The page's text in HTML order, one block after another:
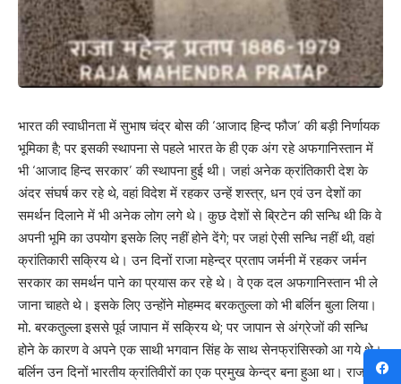
भारत की स्वाधीनता में सुभाष चंद्र बोस की ‘आजाद हिन्द फौज’ की बड़ी निर्णायक
भूमिका है; पर इसकी स्थापना से पहले भारत के ही एक अंग रहे अफगानिस्तान में
भी ‘आजाद हिन्द सरकार’ की स्थापना हुई थी। जहां अनेक क्रांतिकारी देश के
अंदर संघर्ष कर रहे थे, वहां विदेश में रहकर उन्हें शस्त्र, धन एवं उन देशों का
समर्थन दिलाने में भी अनेक लोग लगे थे। कुछ देशों से ब्रिटेन की सन्धि थी कि वे
अपनी भूमि का उपयोग इसके लिए नहीं होने देंगे; पर जहां ऐसी सन्धि नहीं थी, वहां
क्रांतिकारी सक्रिय थे। उन दिनों राजा महेन्द्र प्रताप जर्मनी में रहकर जर्मन
सरकार का समर्थन पाने का प्रयास कर रहे थे। वे एक दल अफगानिस्तान भी ले
जाना चाहते थे। इसके लिए उन्होंने मोहम्मद बरकतुल्ला को भी बर्लिन बुला लिया।
मो. बरकतुल्ला इससे पूर्व जापान में सक्रिय थे; पर जापान से अंग्रेजों की सन्धि
होने के कारण वे अपने एक साथी भगवान सिंह के साथ सेनफ्रांसिस्को आ गये थे।
बर्लिन उन दिनों भारतीय क्रांतिवीरों का एक प्रमुख केन्द्र बना हुआ था। राजा